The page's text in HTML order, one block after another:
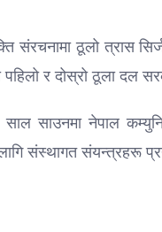
ठूलो त्रास
पहिलो र दोस्रो ठूला दल
साउनमा नेपाल
संस्थागत संयन्त्रहरू